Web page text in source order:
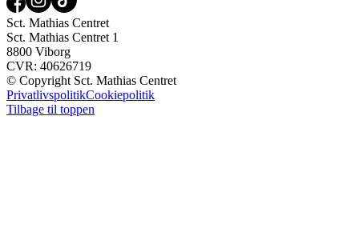
Sct. Mathias Centret
Sct. Mathias Centret 1
8800 Viborg
CVR: 40626719
© Copyright Sct. Mathias Centret
PrivatlivspolitikCookiepolitik
Tilbage til toppen